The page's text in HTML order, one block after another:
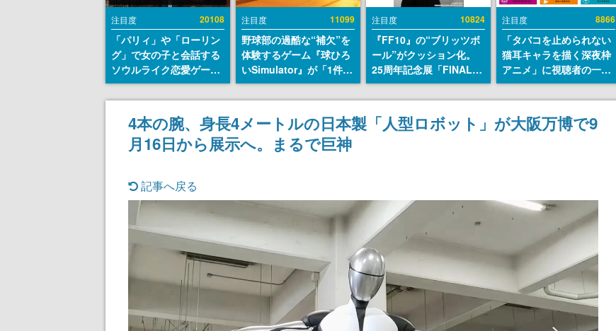
注目度 20108
「パリィ」や「ローリン
グ」で女の子と会話する
ソウルライク恋愛ゲーム
『小早川さんはソウルラ
イク』無料公開。返事に
失敗すると「YOU
DIED」
注目度 11099
野球部の過酷な“補欠”を
体験するゲーム『球ひろ
いSimulator』が「1件」
のウィッシュリストをも
とにチェコ語に対応し
SNSで話題に。『キング
ダム・カム』開発元やチ
ェコのプロ野球選手から
注目度 10824
『FF10』の“ブリッツボ
ール”がクッション化。
25周年記念展「FINAL
FANTASY X MUSEUM-
幻光の記憶-」のグッズ情
報が一部公開
注目度 8866
「タバコを止められない
猫耳キャラを描く深夜枠
アニメ」に視聴者の一部
から批判意見。違法薬物
の使用と思しき描写も含
めて、BPOが議論を交わ
す
4本の腕、身長4メートルの日本製「人型ロボット」が大阪万博で9
月16日から展示へ。まるで巨神
記事へ戻る